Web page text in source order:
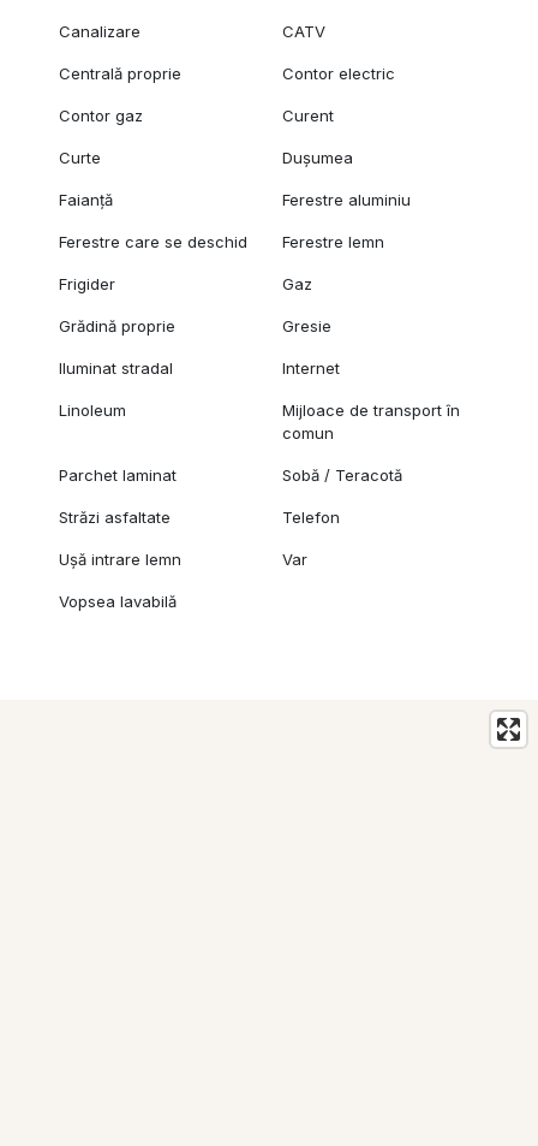
Canalizare CATV
Centrală proprie Contor electric
Contor gaz Curent
Curte Dușumea
Faianță Ferestre aluminiu
Ferestre care se deschid Ferestre lemn
Frigider Gaz
Grădină proprie Gresie
Iluminat stradal Internet
Linoleum
Mijloace de transport în
comun
Parchet laminat Sobă / Teracotă
Străzi asfaltate Telefon
Ușă intrare lemn Var
Vopsea lavabilă